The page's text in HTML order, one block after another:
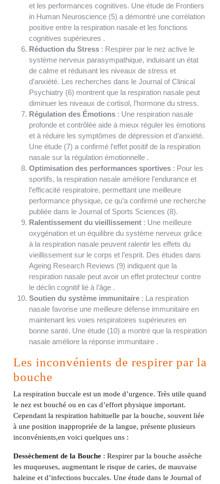
et les performances cognitives. Une étude de Frontiers
in Human Neuroscience (5) a démontré une corrélation
positive entre la respiration nasale et les fonctions
cognitives supérieures .
Réduction du Stress : Respirer par le nez active le
système nerveux parasympathique, induisant un état
de calme et réduisant les niveaux de stress et
d’anxiété. Les recherches dans le Journal of Clinical
Psychiatry (6) montrent que la respiration nasale peut
diminuer les niveaux de cortisol, l’hormone du stress.
Régulation des Émotions : Une respiration nasale
profonde et contrôlée aide à mieux réguler les émotions
et à réduire les symptômes de dépression et d’anxiété.
Une étude (7) a confirmé l’effet positif de la respiration
nasale sur la régulation émotionnelle .
Optimisation des performances sportives : Pour les
sportifs, la respiration nasale améliore l’endurance et
l’efficacité respiratoire, permettant une meilleure
performance physique, ce qu’a confirmé une recherche
publiée dans le Journal of Sports Sciences (8).
Ralentissement du vieillissement : Une meilleure
oxygénation et un équilibre du système nerveux grâce
à la respiration nasale peuvent ralentir les effets du
vieillissement sur le corps et l’esprit. Des études dans
Ageing Research Reviews (9) indiquent que la
respiration nasale peut avoir un effet protecteur contre
le déclin cognitif lié à l’âge .
Soutien du système immunitaire : La respiration
nasale favorise une meilleure défense immunitaire en
maintenant les voies respiratoires supérieures en
bonne santé. Une étude (10) a montré que la respiration
nasale améliore la réponse immunitaire .
Les inconvénients de respirer par la
bouche
La respiration buccale est un mode d’urgence. Très utile quand
le nez est bouché ou en cas d’effort physique important.
Cependant la respiration habituelle par la bouche, souvent liée
à une position inappropriée de la langue, présente plusieurs
inconvénients,en voici quelques uns :
Dessèchement de la Bouche : Respirer par la bouche assèche
les muqueuses, augmentant le risque de caries, de mauvaise
haleine et d’infections buccales. Une étude dans le Journal of